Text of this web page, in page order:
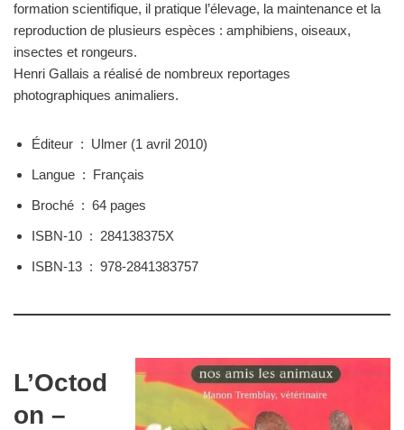
formation scientifique, il pratique l’élevage, la maintenance et la
reproduction de plusieurs espèces : amphibiens, oiseaux,
insectes et rongeurs.
Henri Gallais a réalisé de nombreux reportages
photographiques animaliers.
Éditeur ‏ : ‎ Ulmer (1 avril 2010)
Langue ‏ : ‎ Français
Broché ‏ : ‎ 64 pages
ISBN-10 ‏ : ‎ 284138375X
ISBN-13 ‏ : ‎ 978-2841383757
L’Octod
on –